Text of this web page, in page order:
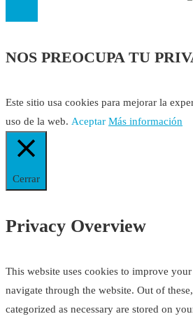
NOS PREOCUPA TU
Este sitio usa cookies para mejorar la
uso de la web. Aceptar Más información
Cerrar
Privacy Overview
This website uses cookies to improve
navigate through the website. Out of
categorized as necessary are stored on